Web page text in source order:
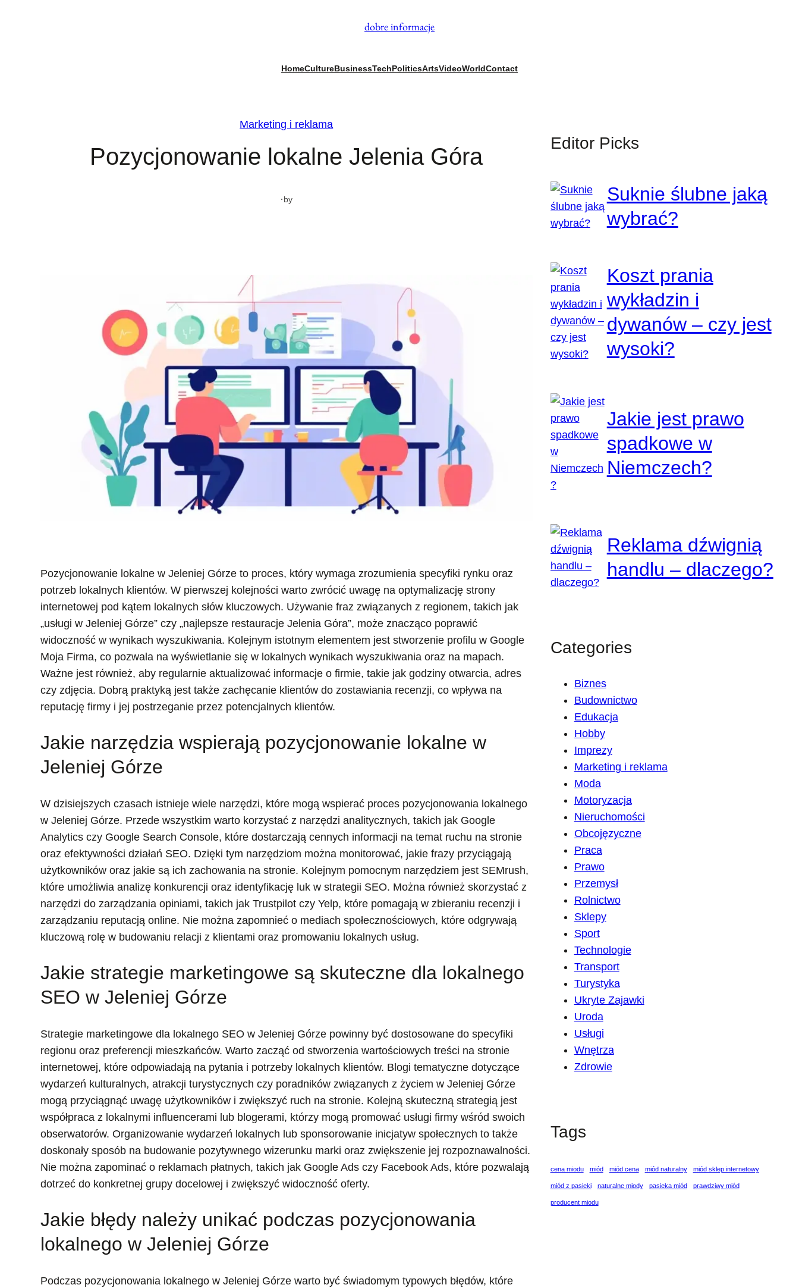
dobre informacje
HomeCultureBusinessTechPoliticsArtsVideoWorldContact
Marketing i reklama
Pozycjonowanie lokalne Jelenia Góra
·by
Pozycjonowanie lokalne w Jeleniej Górze to proces, który wymaga zrozumienia specyfiki rynku oraz
potrzeb lokalnych klientów. W pierwszej kolejności warto zwrócić uwagę na optymalizację strony
internetowej pod kątem lokalnych słów kluczowych. Używanie fraz związanych z regionem, takich jak
„usługi w Jeleniej Górze” czy „najlepsze restauracje Jelenia Góra”, może znacząco poprawić
widoczność w wynikach wyszukiwania. Kolejnym istotnym elementem jest stworzenie profilu w Google
Moja Firma, co pozwala na wyświetlanie się w lokalnych wynikach wyszukiwania oraz na mapach.
Ważne jest również, aby regularnie aktualizować informacje o firmie, takie jak godziny otwarcia, adres
czy zdjęcia. Dobrą praktyką jest także zachęcanie klientów do zostawiania recenzji, co wpływa na
reputację firmy i jej postrzeganie przez potencjalnych klientów.
Jakie narzędzia wspierają pozycjonowanie lokalne w
Jeleniej Górze
W dzisiejszych czasach istnieje wiele narzędzi, które mogą wspierać proces pozycjonowania lokalnego
w Jeleniej Górze. Przede wszystkim warto korzystać z narzędzi analitycznych, takich jak Google
Analytics czy Google Search Console, które dostarczają cennych informacji na temat ruchu na stronie
oraz efektywności działań SEO. Dzięki tym narzędziom można monitorować, jakie frazy przyciągają
użytkowników oraz jakie są ich zachowania na stronie. Kolejnym pomocnym narzędziem jest SEMrush,
które umożliwia analizę konkurencji oraz identyfikację luk w strategii SEO. Można również skorzystać z
narzędzi do zarządzania opiniami, takich jak Trustpilot czy Yelp, które pomagają w zbieraniu recenzji i
zarządzaniu reputacją online. Nie można zapomnieć o mediach społecznościowych, które odgrywają
kluczową rolę w budowaniu relacji z klientami oraz promowaniu lokalnych usług.
Jakie strategie marketingowe są skuteczne dla lokalnego
SEO w Jeleniej Górze
Strategie marketingowe dla lokalnego SEO w Jeleniej Górze powinny być dostosowane do specyfiki
regionu oraz preferencji mieszkańców. Warto zacząć od stworzenia wartościowych treści na stronie
internetowej, które odpowiadają na pytania i potrzeby lokalnych klientów. Blogi tematyczne dotyczące
wydarzeń kulturalnych, atrakcji turystycznych czy poradników związanych z życiem w Jeleniej Górze
mogą przyciągnąć uwagę użytkowników i zwiększyć ruch na stronie. Kolejną skuteczną strategią jest
współpraca z lokalnymi influencerami lub blogerami, którzy mogą promować usługi firmy wśród swoich
obserwatorów. Organizowanie wydarzeń lokalnych lub sponsorowanie inicjatyw społecznych to także
doskonały sposób na budowanie pozytywnego wizerunku marki oraz zwiększenie jej rozpoznawalności.
Nie można zapominać o reklamach płatnych, takich jak Google Ads czy Facebook Ads, które pozwalają
dotrzeć do konkretnej grupy docelowej i zwiększyć widoczność oferty.
Jakie błędy należy unikać podczas pozycjonowania
lokalnego w Jeleniej Górze
Podczas pozycjonowania lokalnego w Jeleniej Górze warto być świadomym typowych błędów, które
Editor Picks
Suknie ślubne jaką
wybrać?
Koszt prania
wykładzin i
dywanów – czy jest
wysoki?
Jakie jest prawo
spadkowe w
Niemczech?
Reklama dźwignią
handlu – dlaczego?
Categories
Biznes
Budownictwo
Edukacja
Hobby
Imprezy
Marketing i reklama
Moda
Motoryzacja
Nieruchomości
Obcojęzyczne
Praca
Prawo
Przemysł
Rolnictwo
Sklepy
Sport
Technologie
Transport
Turystyka
Ukryte Zajawki
Uroda
Usługi
Wnętrza
Zdrowie
Tags
cena miodu miód miód cena miód naturalny miód sklep internetowy
miód z pasieki naturalne miody pasieka miód prawdziwy miód
producent miodu